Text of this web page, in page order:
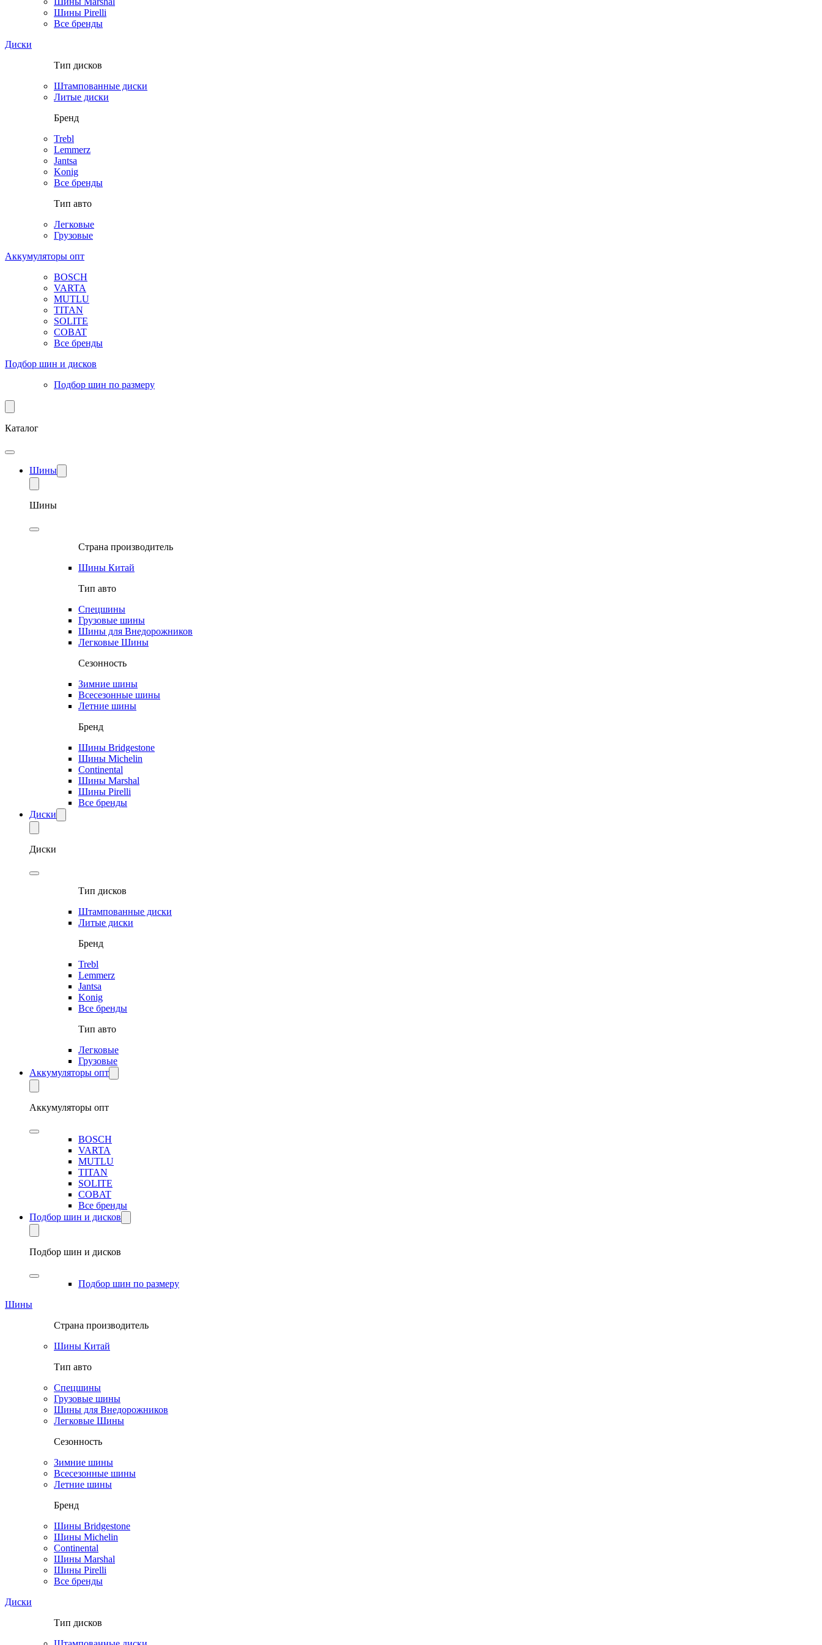
Шины Pirelli
Все бренды
Диски
Тип дисков
Штампованные диски
Литые диски
Бренд
Trebl
Lemmerz
Jantsa
Konig
Все бренды
Тип авто
Легковые
Грузовые
Аккумуляторы опт
BOSCH
VARTA
MUTLU
TITAN
SOLITE
COBAT
Все бренды
Подбор шин и дисков
Подбор шин по размеру
Каталог
Шины
Шины
Страна производитель
Шины Китай
Тип авто
Спецшины
Грузовые шины
Шины для Внедорожников
Легковые Шины
Сезонность
Зимние шины
Всесезонные шины
Летние шины
Бренд
Шины Bridgestone
Шины Michelin
Continental
Шины Marshal
Шины Pirelli
Все бренды
Диски
Диски
Тип дисков
Штампованные диски
Литые диски
Бренд
Trebl
Lemmerz
Jantsa
Konig
Все бренды
Тип авто
Легковые
Грузовые
Аккумуляторы опт
Аккумуляторы опт
BOSCH
VARTA
MUTLU
TITAN
SOLITE
COBAT
Все бренды
Подбор шин и дисков
Подбор шин и дисков
Подбор шин по размеру
Шины
Страна производитель
Шины Китай
Тип авто
Спецшины
Грузовые шины
Шины для Внедорожников
Легковые Шины
Сезонность
Зимние шины
Всесезонные шины
Летние шины
Бренд
Шины Bridgestone
Шины Michelin
Continental
Шины Marshal
Шины Pirelli
Все бренды
Диски
Тип дисков